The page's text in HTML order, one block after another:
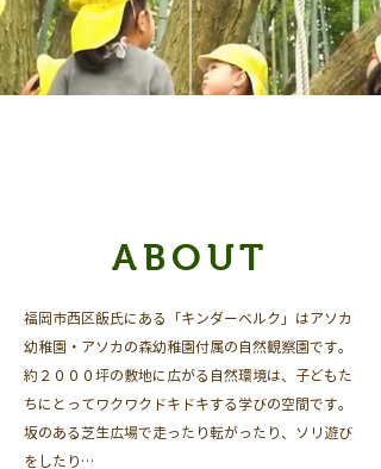
ABOUT
福岡市西区飯氏にある「キンダーベルク」はアソカ
幼稚園・アソカの森幼稚園付属の自然観察園です。
約２０００坪の敷地に広がる自然環境は、子どもた
ちにとってワクワクドキドキする学びの空間です。
坂のある芝生広場で走ったり転がったり、ソリ遊び
をしたり…